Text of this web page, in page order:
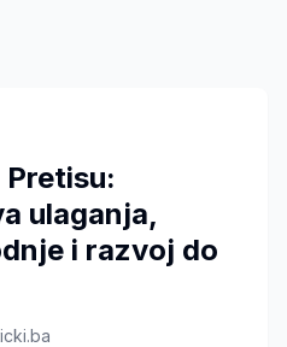
Pretisu:
ulaganja,
i razvoj do